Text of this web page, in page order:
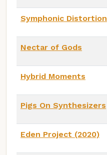
Symphonic Distortion
Nectar of Gods
Hybrid Moments
Pigs On Synthesizers
Eden Project (2020)